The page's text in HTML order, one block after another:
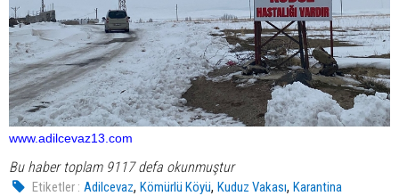
www.adilcevaz13.com
Bu haber toplam 9117 defa okunmuştur
Etiketler : Adilcevaz,Kömürlü Köyü,Kuduz Vakası,Karantina